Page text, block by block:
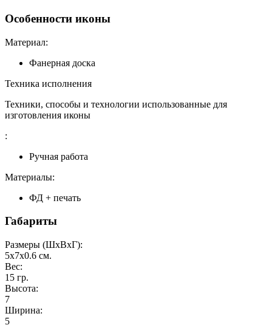
Особенности иконы
Материал:
Фанерная доска
Техника исполнения
Техники, способы и технологии использованные для
изготовления иконы
:
Ручная работа
Материалы:
ФД + печать
Габариты
Размеры (ШxВxГ):
5x7x0.6 см.
Вес:
15 гр.
Высота:
7
Ширина:
5